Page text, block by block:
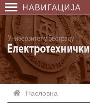
НАВИГАЦИЈА
Насловна